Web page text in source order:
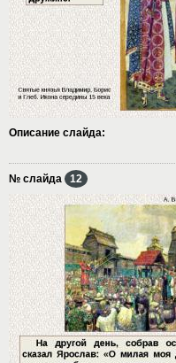
Описание слайда:
№ слайда 12